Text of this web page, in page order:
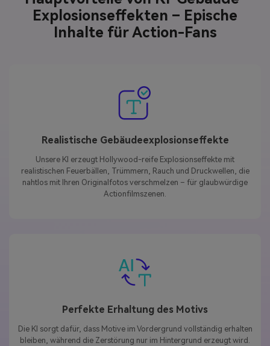
Explosionseffekten – Epische
Inhalte für Action-Fans
Realistische Gebäudeexplosionseffekte
Unsere KI erzeugt Hollywood-reife Explosionseffekte mit
realistischen Feuerbällen, Trümmern, Rauch und Druckwellen, die
nahtlos mit Ihren Originalfotos verschmelzen – für glaubwürdige
Actionfilmszenen.
Perfekte Erhaltung des Motivs
Die KI sorgt dafür, dass Motive im Vordergrund vollständig erhalten
bleiben, während die Zerstörung nur im Hintergrund erzeugt wird.